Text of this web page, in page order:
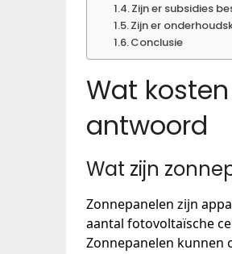
Zijn er subsidies
Zijn er
Conclusie
Wat
antwoord
Wat zijn
Zonnepanelen zijn
aantal fotovoltaïsche
Zonnepanelen kunnen